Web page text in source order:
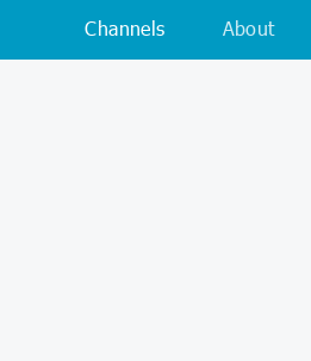
Channels About